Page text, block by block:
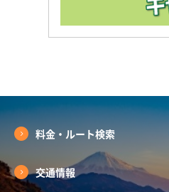
料金・ルート検索
交通情報